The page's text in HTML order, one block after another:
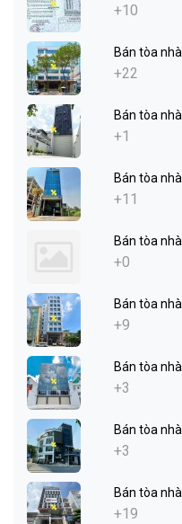
+10
Bán tòa
+22
Bán tòa
+1
Bán tòa
+11
Bán tòa
+0
Bán tòa
+9
Bán tòa
+3
Bán tòa
+3
Bán tòa
+19